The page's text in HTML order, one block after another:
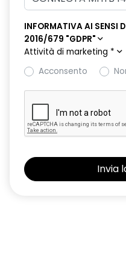
INFORMATIVA AI SENSI
2016/679 "GDPR"
Attività di marketing *
Acconsento